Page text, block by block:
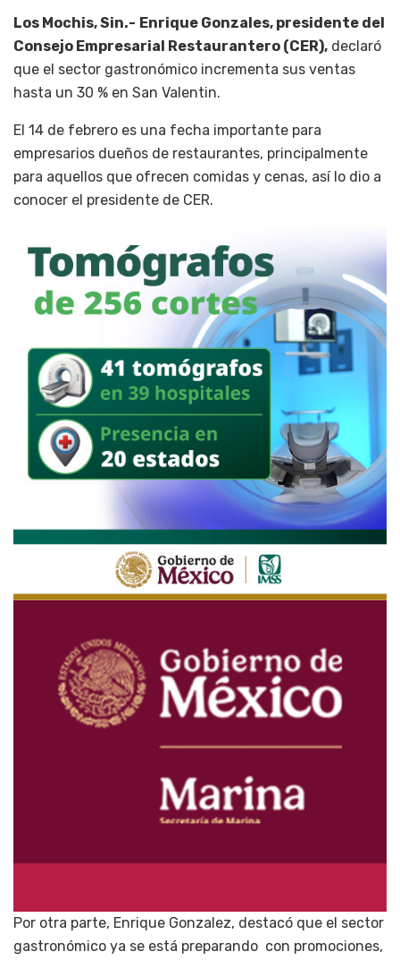
Los Mochis, Sin.- Enrique Gonzales, presidente del
Consejo Empresarial Restaurantero (CER), declaró
que el sector gastronómico incrementa sus ventas
hasta un 30 % en San Valentin.
El 14 de febrero es una fecha importante para
empresarios dueños de restaurantes, principalmente
para aquellos que ofrecen comidas y cenas, así lo dio a
conocer el presidente de CER.
Por otra parte, Enrique Gonzalez, destacó que el sector
gastronómico ya se está preparando con promociones,